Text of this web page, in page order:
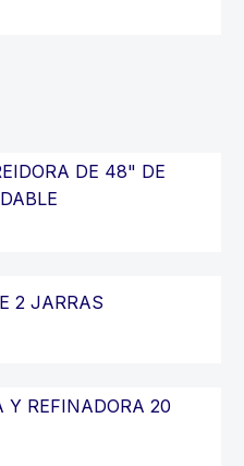
DE 48" DE
2 JARRAS
Y REFINADORA 20